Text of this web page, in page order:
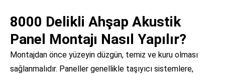
8000 Delikli Ahşap Akustik
Panel Montajı Nasıl Yapılır?
Montajdan önce yüzeyin düzgün, temiz ve kuru olması
sağlanmalıdır. Paneller genellikle taşıyıcı sistemlere,